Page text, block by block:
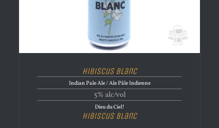
Hibiscus Blanc
Indian Pale Ale / Ale Pâle Indienne
5% alc/vol
Dieu du Ciel!
Hibiscus Blanc